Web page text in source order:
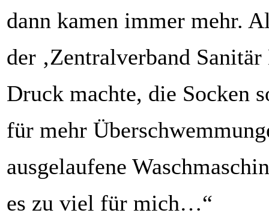
dann kamen immer mehr.
der ‚Zentralverband
Druck machte, die Socken
für mehr
ausgelaufene
es zu viel für mich…“